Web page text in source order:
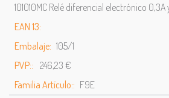
101010MC Relé diferencial electrónico
EAN 13:
Embalaje: 105/1
PVP:: 246,23 €
Familia Artículo:: F9E